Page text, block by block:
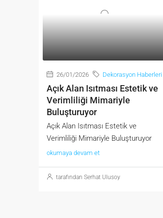
26/01/2026 Dekorasyon Haberleri
Açık Alan Isıtması Estetik ve
Verimliliği Mimariyle
Buluşturuyor
Açık Alan Isıtması Estetik ve
Verimliliği Mimariyle Buluşturuyor
okumaya devam et
tarafından Serhat Ulusoy